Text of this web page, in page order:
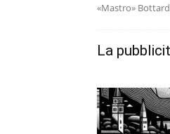
«Mastro»
La